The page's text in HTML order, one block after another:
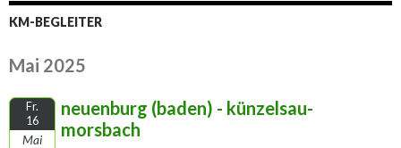
KM-BEGLEITER
Mai 2025
Fr.
16
Mai
neuenburg (baden) - künzelsau-
morsbach